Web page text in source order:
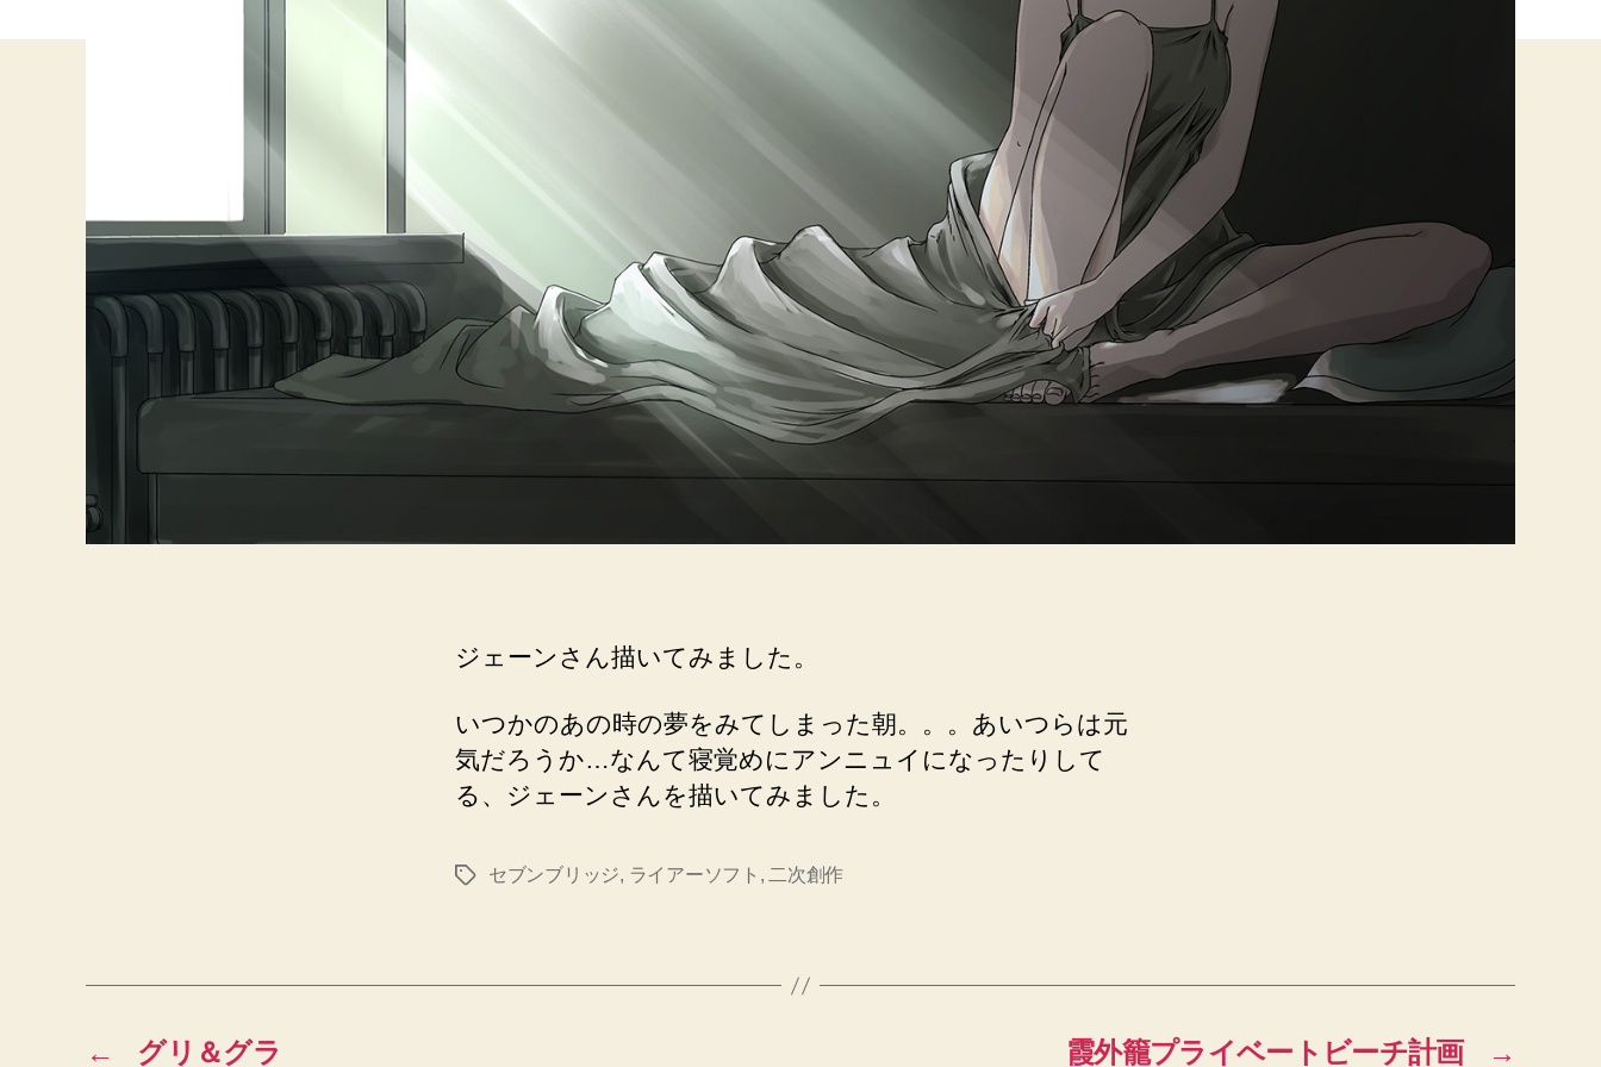
ジェーンさん描いてみました。
いつかのあの時の夢をみてしまった朝。。。あいつらは元
気だろうか…なんて寝覚めにアンニュイになったりして
る、ジェーンさんを描いてみました。
タ
セブンブリッジ, ライアーソフト , 二次創作
← グリ＆グラ →
霞外籠プライベートビーチ計画